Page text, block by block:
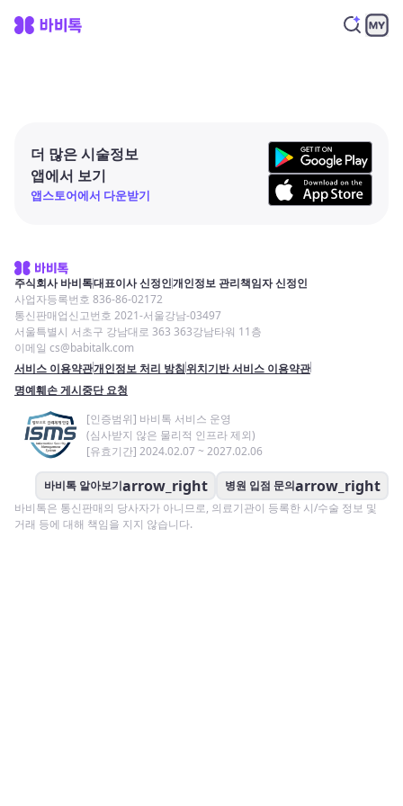
더 많은 시술정보
앱에서 보기
앱스토어에서 다운받기
주식회사 바비톡대표이사 신정인개인정보 관리책임자 신정인
사업자등록번호 836-86-02172
통신판매업신고번호 2021-서울강남-03497
서울특별시 서초구 강남대로 363 363강남타워 11층
이메일 cs@babitalk.com
서비스 이용약관개인정보 처리 방침위치기반 서비스 이용약관
명예훼손 게시중단 요청
[인증범위] 바비톡 서비스 운영
(심사받지 않은 물리적 인프라 제외)
[유효기간] 2024.02.07 ~ 2027.02.06
바비톡 알아보기arrow_right 병원 입점 문의arrow_right
바비톡은 통신판매의 당사자가 아니므로, 의료기관이 등록한 시/수술 정보 및
거래 등에 대해 책임을 지지 않습니다.